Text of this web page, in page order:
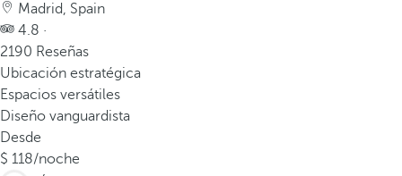
Madrid, Spain
4.8 ·
2190 Reseñas
Ubicación estratégica
Espacios versátiles
Diseño vanguardista
Desde
118/noche